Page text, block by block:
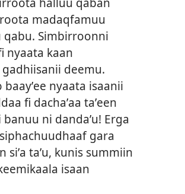
madaqfamuu
qabu. Simbirroonni
nyaata kaan
deemu.
nyaata isaanii
fi dachaʼaa taʼeen
ni dandaʼu! Erga
gara
taʼu, kunis summiin
isaan